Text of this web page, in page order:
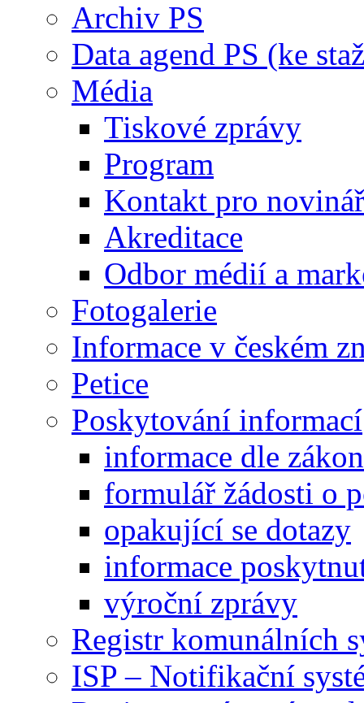
Archiv PS
Data agend PS (ke
Média
Tiskové zprávy
Program
Kontakt pro
Akreditace
Odbor médií a
Fotogalerie
Informace v českém
Petice
Poskytování informací
informace dle
formulář žádosti o
opakující se dotazy
informace
výroční zprávy
Registr komunálních
ISP – Notifikační